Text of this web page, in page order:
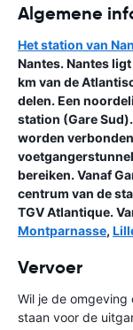
Algemene
Het station van
Nantes. Nantes
km van de
delen. Een
station (Gare
worden
bereiken. Vanaf
centrum van de
TGV Atlantique.
Montparnasse,
Vervoer
Wil je de omgeving
staan voor de